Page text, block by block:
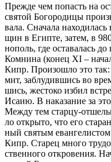
Преж­де чем по­пасть на
свя­той Бо­го­ро­ди­цы
ва­ла. Сна­ча­ла
щин в Егип­те, за­тем, в
но­поль, где оста­ва­лась
Ком­ни­на (ко­нец ХI –
Кипр. Про­изо­шло это
мит, за­блу­див­шись во
шись, же­сто­ко из­бил
Ис­а­ию. В на­ка­за­ние за
Меж­ду тем стар­цу-
ло от­кры­то, что его
ный свя­тым
Кипр. Ста­рец мно­го
ствен­но­го от­кро­ве­ния.